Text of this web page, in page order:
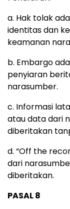
a. Hak tolak
identitas dan
keamanan
b. Embargo
penyiaran
narasumber.
c. Informasi
atau data dari
diberitakan
d. “Off the
dari
diberitakan.
PASAL 8